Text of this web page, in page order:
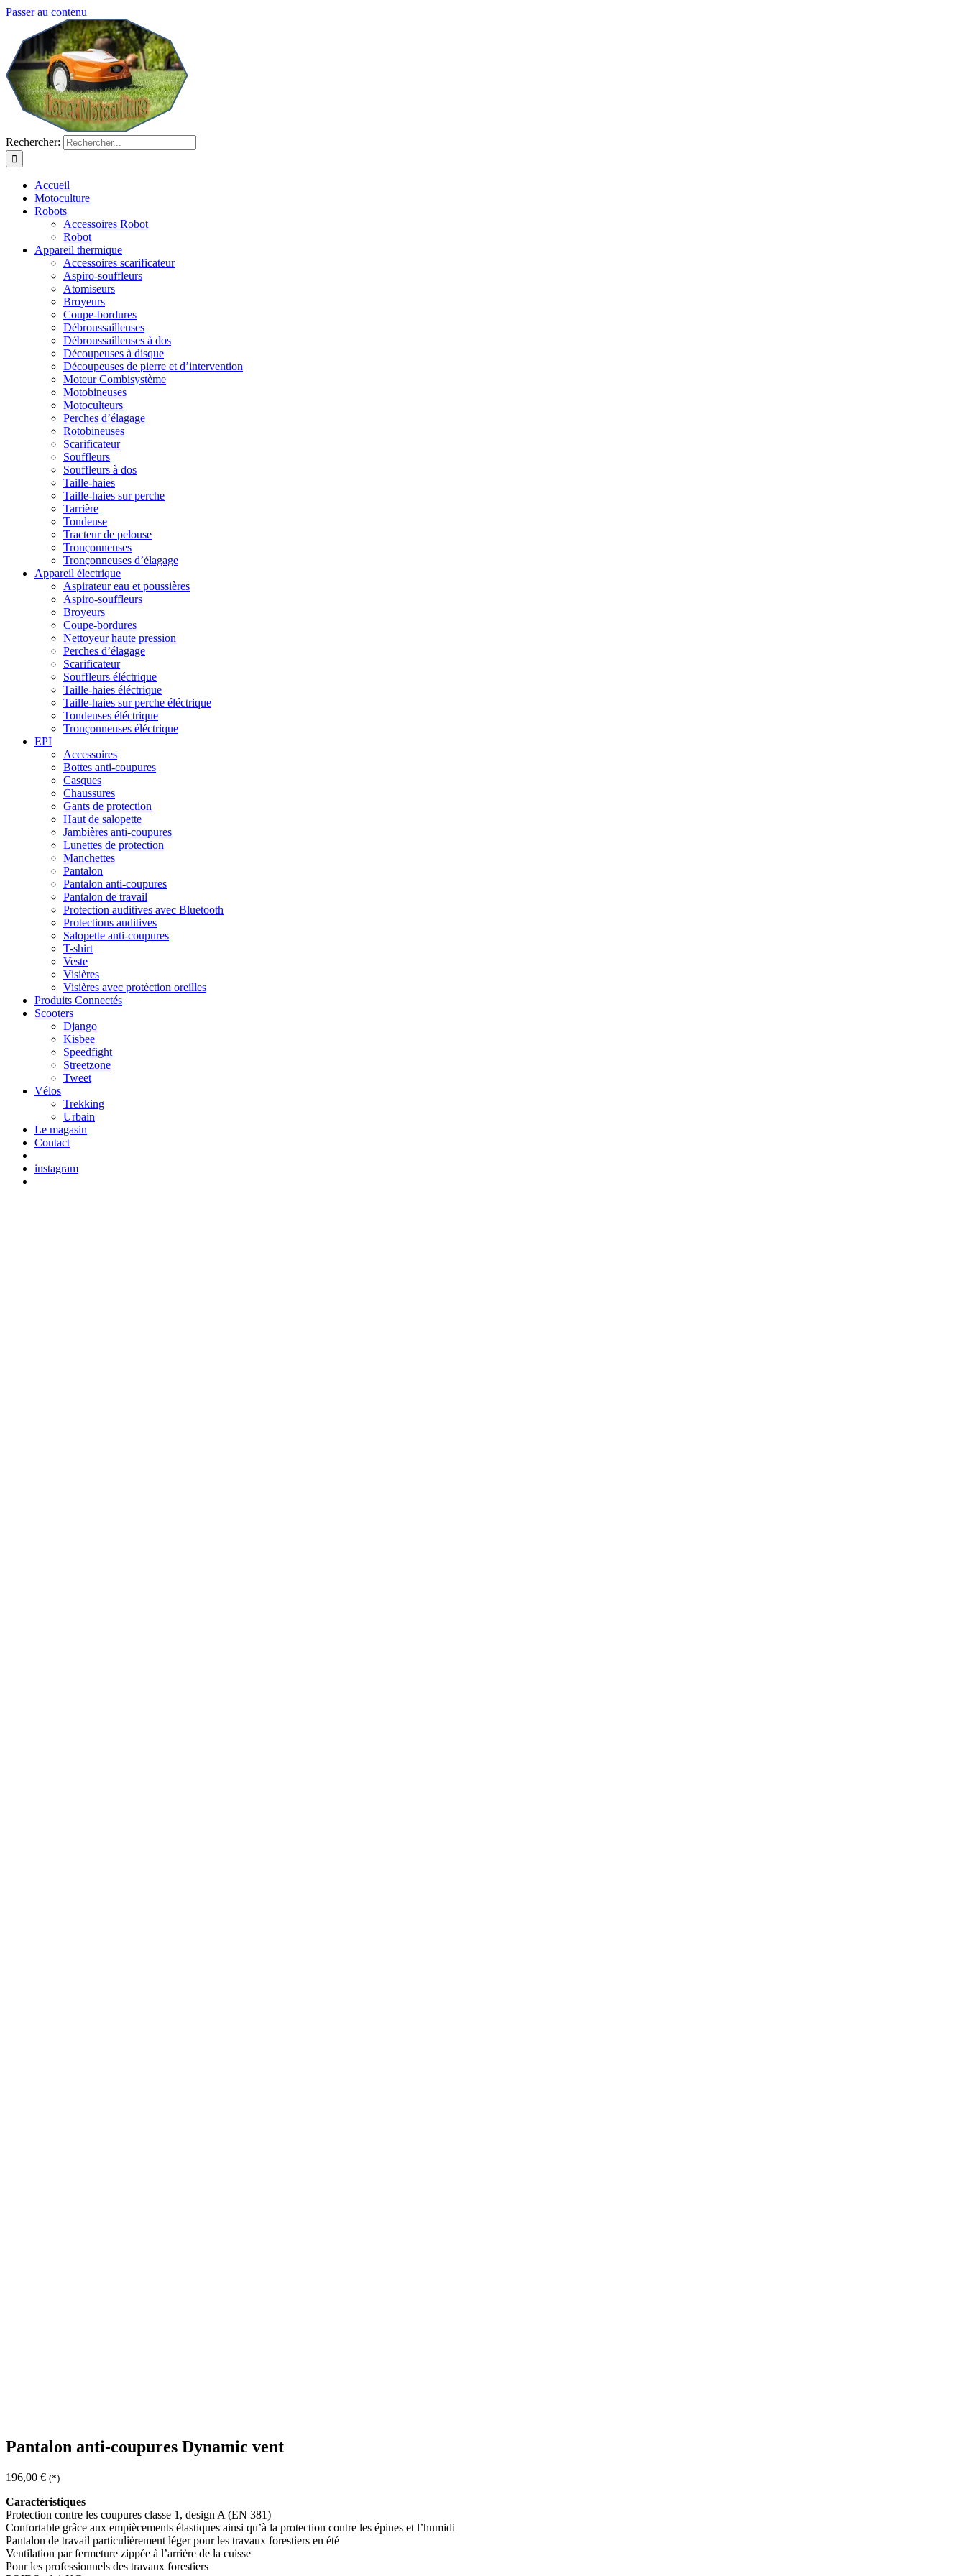
Passer au contenu
Rechercher:
Accueil
Motoculture
Robots
Accessoires Robot
Robot
Appareil thermique
Accessoires scarificateur
Aspiro-souffleurs
Atomiseurs
Broyeurs
Coupe-bordures
Débroussailleuses
Débroussailleuses à dos
Découpeuses à disque
Découpeuses de pierre et d’intervention
Moteur Combisystème
Motobineuses
Motoculteurs
Perches d’élagage
Rotobineuses
Scarificateur
Souffleurs
Souffleurs à dos
Taille-haies
Taille-haies sur perche
Tarrière
Tondeuse
Tracteur de pelouse
Tronçonneuses
Tronçonneuses d’élagage
Appareil électrique
Aspirateur eau et poussières
Aspiro-souffleurs
Broyeurs
Coupe-bordures
Nettoyeur haute pression
Perches d’élagage
Scarificateur
Souffleurs éléctrique
Taille-haies éléctrique
Taille-haies sur perche éléctrique
Tondeuses éléctrique
Tronçonneuses éléctrique
EPI
Accessoires
Bottes anti-coupures
Casques
Chaussures
Gants de protection
Haut de salopette
Jambières anti-coupures
Lunettes de protection
Manchettes
Pantalon
Pantalon anti-coupures
Pantalon de travail
Protection auditives avec Bluetooth
Protections auditives
Salopette anti-coupures
T-shirt
Veste
Visières
Visières avec protèction oreilles
Produits Connectés
Scooters
Django
Kisbee
Speedfight
Streetzone
Tweet
Vélos
Trekking
Urbain
Le magasin
Contact
instagram
Pantalon anti-coupures Dynamic vent
196,00 € (*)
Caractéristiques
Protection contre les coupures classe 1, design A (EN 381)
Confortable grâce aux empiècements élastiques ainsi qu’à la protection contre les épines et l’humidi
Pantalon de travail particulièrement léger pour les travaux forestiers en été
Ventilation par fermeture zippée à l’arrière de la cuisse
Pour les professionnels des travaux forestiers